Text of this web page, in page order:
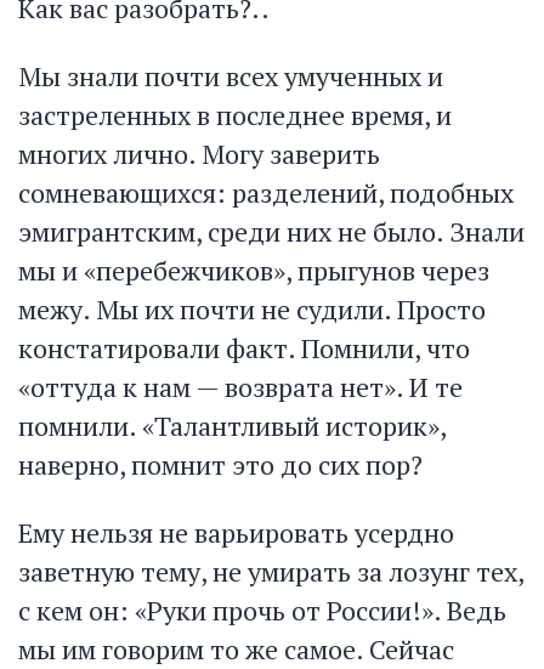
Как вас разобрать?..
Мы знали почти всех умученных и
застреленных в последнее время, и
многих лично. Могу заверить
сомневающихся: разделений, подобных
эмигрантским, среди них не было. Знали
мы и «перебежчиков», прыгунов через
межу. Мы их почти не судили. Просто
констатировали факт. Помнили, что
«оттуда к нам — возврата нет». И те
помнили. «Талантливый историк»,
наверно, помнит это до сих пор?
Ему нельзя не варьировать усердно
заветную тему, не умирать за лозунг тех,
с кем он: «Руки прочь от России!». Ведь
мы им говорим то же самое. Сейчас